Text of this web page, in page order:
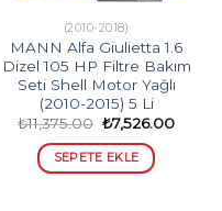
(2010-2018)
MANN Alfa Giulietta 1.6
Dizel 105 HP Filtre Bakım
Seti Shell Motor Yağlı
(2010-2015) 5 Li
₺11,375.00 Orijinal
fiyat:
₺11,375.00.
₺7,526.00Şu
SEPETE EKLE